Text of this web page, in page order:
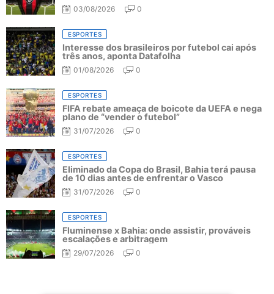
03/08/2026 0
ESPORTES
Interesse dos brasileiros por futebol cai após
três anos, aponta Datafolha
01/08/2026 0
ESPORTES
FIFA rebate ameaça de boicote da UEFA e nega
plano de “vender o futebol”
31/07/2026 0
ESPORTES
Eliminado da Copa do Brasil, Bahia terá pausa
de 10 dias antes de enfrentar o Vasco
31/07/2026 0
ESPORTES
Fluminense x Bahia: onde assistir, prováveis
escalações e arbitragem
29/07/2026 0